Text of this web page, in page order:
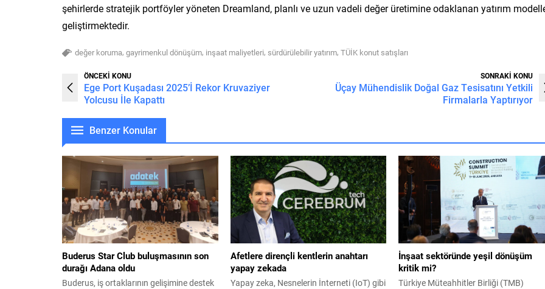
şehirlerde stratejik portföyler yöneten Dreamland, planlı ve uzun vadeli değer üretimine odaklanan yatırım
geliştirmektedir.
değer koruma, gayrimenkul dönüşüm, inşaat maliyetleri, sürdürülebilir yatırım, TÜİK konut satışları
ÖNCEKİ KONU
Ege Port Kuşadası 2025’İ Rekor Kruvaziyer
Yolcusu İle Kapattı
SONRAKİ KONU
Üçay Mühendislik Doğal Gaz Tesisatını Yetkili
Firmalarla Yaptırıyor
Benzer Konular
Buderus Star Club buluşmasının son
durağı Adana oldu
Buderus, iş ortaklarının gelişimine destek
Afetlere dirençli kentlerin anahtarı
yapay zekada
Yapay zeka, Nesnelerin İnterneti (IoT) gibi
İnşaat sektöründe yeşil dönüşüm
kritik mi?
Türkiye Müteahhitler Birliği (TMB)